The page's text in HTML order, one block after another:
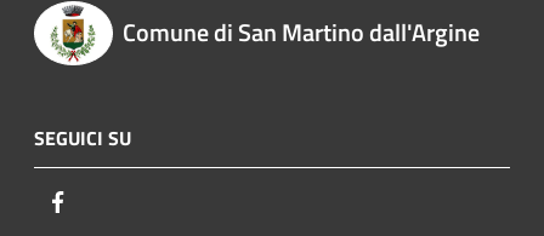
Comune di San Martino dall'Argine
SEGUICI SU